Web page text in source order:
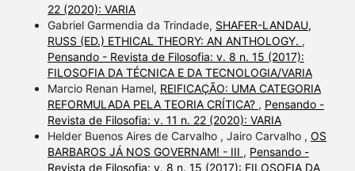
22 (2020): VARIA
Gabriel Garmendia da Trindade, SHAFER-LANDAU,
RUSS (ED.) ETHICAL THEORY: AN ANTHOLOGY. ,
Pensando - Revista de Filosofia: v. 8 n. 15 (2017):
FILOSOFIA DA TÉCNICA E DA TECNOLOGIA/VARIA
Marcio Renan Hamel, REIFICAÇÃO: UMA CATEGORIA
REFORMULADA PELA TEORIA CRÍTICA? , Pensando -
Revista de Filosofia: v. 11 n. 22 (2020): VARIA
Helder Buenos Aires de Carvalho , Jairo Carvalho , OS
BARBAROS JÁ NOS GOVERNAM! - III , Pensando -
Revista de Filosofia: v. 8 n. 15 (2017): FILOSOFIA DA